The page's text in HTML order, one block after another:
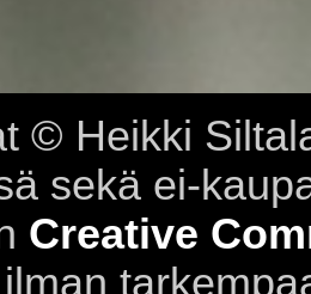
© Heikki
sekä ei-
Creative